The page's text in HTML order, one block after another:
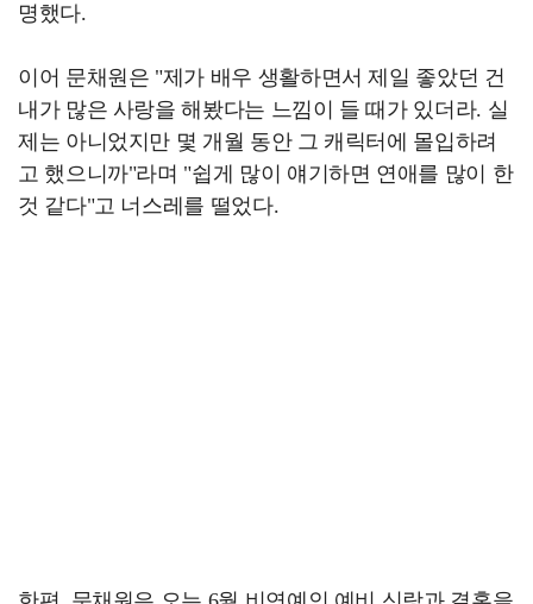
명했다.
이어 문채원은 "제가 배우 생활하면서 제일 좋았던 건
내가 많은 사랑을 해봤다는 느낌이 들 때가 있더라. 실
제는 아니었지만 몇 개월 동안 그 캐릭터에 몰입하려
고 했으니까"라며 "쉽게 많이 얘기하면 연애를 많이 한
것 같다"고 너스레를 떨었다.